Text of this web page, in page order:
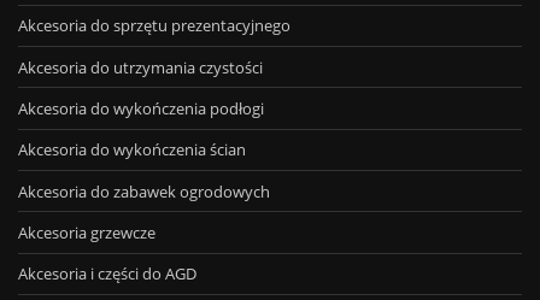
Akcesoria do sprzętu prezentacyjnego
Akcesoria do utrzymania czystości
Akcesoria do wykończenia podłogi
Akcesoria do wykończenia ścian
Akcesoria do zabawek ogrodowych
Akcesoria grzewcze
Akcesoria i części do AGD